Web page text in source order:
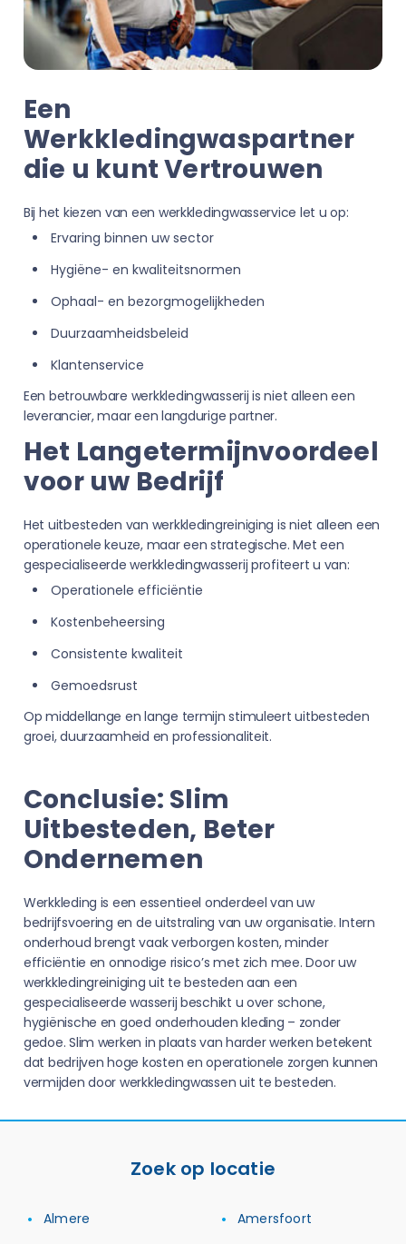
Een
Werkkledingwaspartner
die u kunt Vertrouwen
Bij het kiezen van een werkkledingwasservice let u op:
Ervaring binnen uw sector
Hygiëne- en kwaliteitsnormen
Ophaal- en bezorgmogelijkheden
Duurzaamheidsbeleid
Klantenservice
Een betrouwbare werkkledingwasserij is niet alleen een
leverancier, maar een langdurige partner.
Het Langetermijnvoordeel
voor uw Bedrijf
Het uitbesteden van werkkledingreiniging is niet alleen een
operationele keuze, maar een strategische. Met een
gespecialiseerde werkkledingwasserij profiteert u van:
Operationele efficiëntie
Kostenbeheersing
Consistente kwaliteit
Gemoedsrust
Op middellange en lange termijn stimuleert uitbesteden
groei, duurzaamheid en professionaliteit.
Conclusie: Slim
Uitbesteden, Beter
Ondernemen
Werkkleding is een essentieel onderdeel van uw
bedrijfsvoering en de uitstraling van uw organisatie. Intern
onderhoud brengt vaak verborgen kosten, minder
efficiëntie en onnodige risico’s met zich mee. Door uw
werkkledingreiniging uit te besteden aan een
gespecialiseerde wasserij beschikt u over schone,
hygiënische en goed onderhouden kleding – zonder
gedoe. Slim werken in plaats van harder werken betekent
dat bedrijven hoge kosten en operationele zorgen kunnen
vermijden door werkkledingwassen uit te besteden.
Zoek op locatie
Almere
Amersfoort